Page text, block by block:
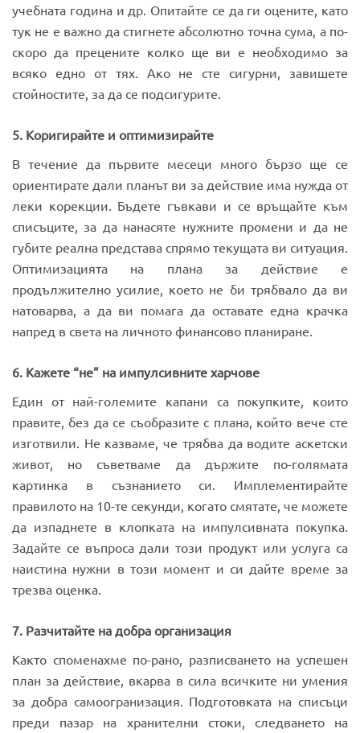
учебната година и др. Опитайте се да ги оцените, като
тук не е важно да стигнете абсолютно точна сума, а по-
скоро да прецените колко ще ви е необходимо за
всяко едно от тях. Ако не сте сигурни, завишете
стойностите, за да се подсигурите.
5. Коригирайте и оптимизирайте
В течение да първите месеци много бързо ще се
ориентирате дали планът ви за действие има нужда от
леки корекции. Бъдете гъвкави и се връщайте към
списъците, за да нанасяте нужните промени и да не
губите реална представа спрямо текущата ви ситуация.
Оптимизацията на плана за действие е
продължително усилие, което не би трябвало да ви
натоварва, а да ви помага да оставате една крачка
напред в света на личното финансово планиране.
6. Кажете “не” на импулсивните харчове
Един от най-големите капани са покупките, които
правите, без да се съобразите с плана, който вече сте
изготвили. Не казваме, че трябва да водите аскетски
живот, но съветваме да държите по-голямата
картинка в съзнанието си. Имплементирайте
правилото на 10-те секунди, когато смятате, че можете
да изпаднете в клопката на импулсивната покупка.
Задайте се въпроса дали този продукт или услуга са
наистина нужни в този момент и си дайте време за
трезва оценка.
7. Разчитайте на добра организация
Както споменахме по-рано, разписването на успешен
план за действие, вкарва в сила всичките ни умения
за добра самоогранизация. Подготовката на списъци
преди пазар на хранителни стоки, следването на